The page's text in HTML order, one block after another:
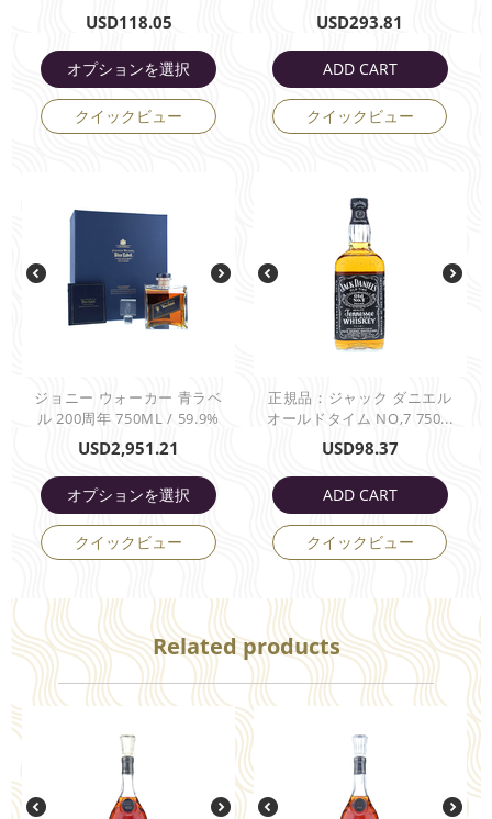
USD118.05
オプションを選択
クイックビュー
USD293.81
ADD CART
クイックビュー
ジョニー ウォーカー 青ラベ
ル 200周年 750ML / 59.9%
USD2,951.21
オプションを選択
クイックビュー
正規品：ジャック ダニエル
オールドタイム NO,7 750...
USD98.37
ADD CART
クイックビュー
Related products